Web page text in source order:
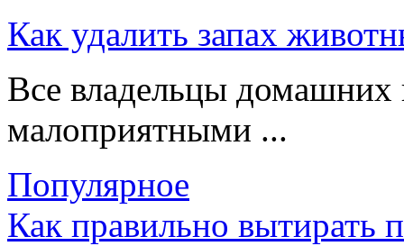
Как удалить запах
Все владельцы домашних
малоприятными ...
Популярное
Как правильно вытирать